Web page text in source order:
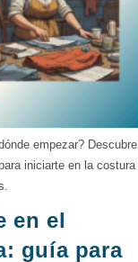
empezar? Descubre
iniciarte en la costura
en el
guía para